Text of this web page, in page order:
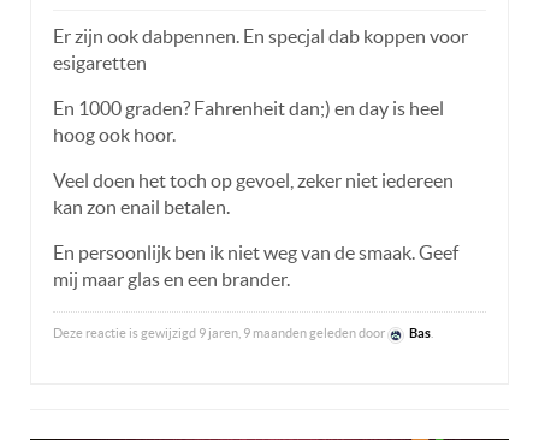
Er zijn ook dabpennen. En specjal dab koppen voor
esigaretten
En 1000 graden? Fahrenheit dan;) en day is heel
hoog ook hoor.
Veel doen het toch op gevoel, zeker niet iedereen
kan zon enail betalen.
En persoonlijk ben ik niet weg van de smaak. Geef
mij maar glas en een brander.
Deze reactie is gewijzigd 9 jaren, 9 maanden geleden door Bas.